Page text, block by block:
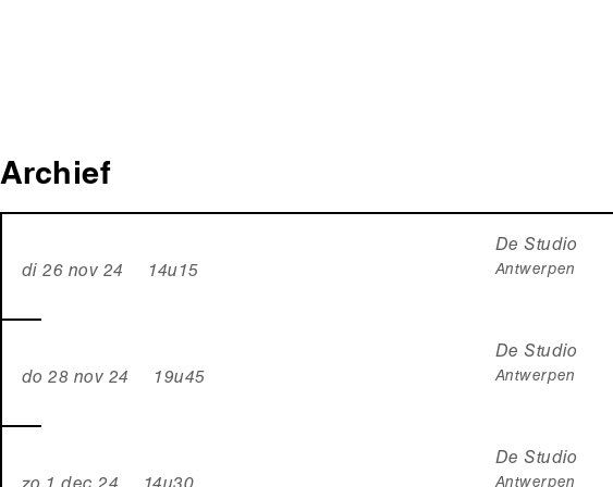
Archief
di 26 nov 24 14u15
De Studio
Antwerpen
do 28 nov 24 19u45
De Studio
Antwerpen
De Studio
Antwerpen